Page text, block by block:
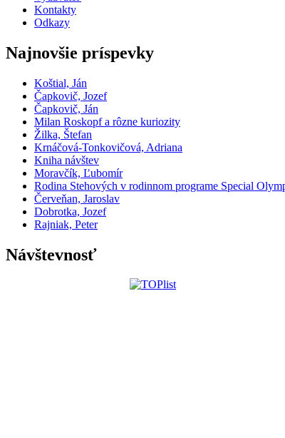
Kontakty
Odkazy
Najnovšie príspevky
Koštial, Ján
Čapkovič, Jozef
Čapkovič, Ján
Milan Roskopf a rôzne kuriozity
Žilka, Štefan
Krnáčová-Tonkovičová, Adriana
Kniha návštev
Moravčík, Ľubomír
Rodina Stehových v rodinnom programe Special
Červeňan, Jaroslav
Dobrotka, Jozef
Rajniak, Peter
Návštevnosť